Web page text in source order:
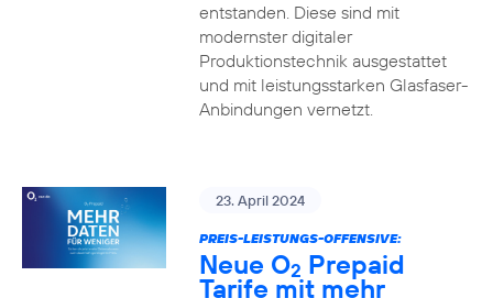
entstanden. Diese sind mit
modernster digitaler
Produktionstechnik ausgestattet
und mit leistungsstarken Glasfaser-
Anbindungen vernetzt.
23. April 2024
PREIS-LEISTUNGS-OFFENSIVE:
Neue O2 Prepaid
Tarife mit mehr